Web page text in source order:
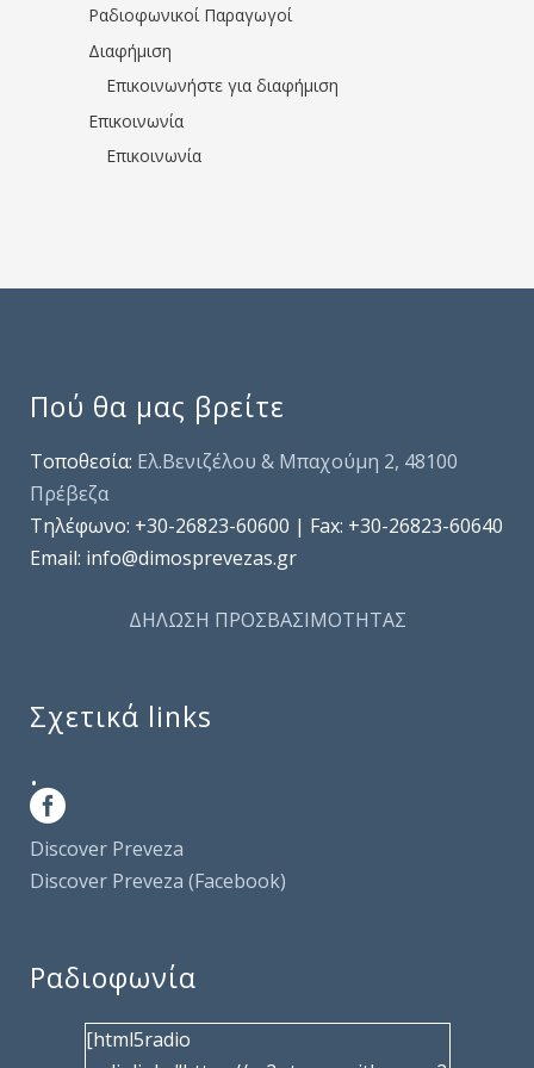
Ραδιοφωνικοί Παραγωγοί
Διαφήμιση
Επικοινωνήστε για διαφήμιση
Επικοινωνία
Επικοινωνία
Πού θα μας βρείτε
Τοποθεσία: Ελ.Βενιζέλου & Μπαχούμη 2, 48100
Πρέβεζα
Τηλέφωνo: +30-26823-60600 | Fax: +30-26823-60640
Email: info@dimosprevezas.gr
ΔΗΛΩΣΗ ΠΡΟΣΒΑΣΙΜΟΤΗΤΑΣ
Σχετικά links
.
Discover Preveza
Discover Preveza (Facebook)
Ραδιοφωνία
[html5radio